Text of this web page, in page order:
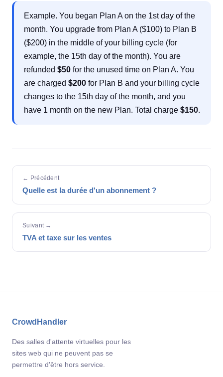
Example. You began Plan A on the 1st day of the
month. You upgrade from Plan A ($100) to Plan B
($200) in the middle of your billing cycle (for
example, the 15th day of the month). You are
refunded $50 for the unused time on Plan A. You
are charged $200 for Plan B and your billing cycle
changes to the 15th day of the month, and you
have 1 month on the new Plan. Total charge $150.
← Précédent
Quelle est la durée d'un abonnement ?
Suivant →
TVA et taxe sur les ventes
CrowdHandler
Des salles d'attente virtuelles pour les
sites web qui ne peuvent pas se
permettre d'être hors service.